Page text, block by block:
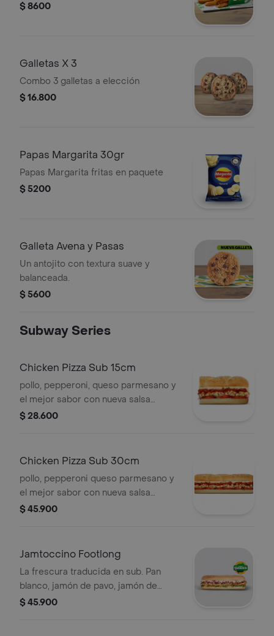
$ 8600
Galletas X 3
Combo 3 galletas a elección
$ 16.800
Papas Margarita 30gr
Papas Margarita fritas en paquete
$ 5200
Galleta Avena y Pasas
Un antojito con textura suave y
balanceada.
$ 5600
Subway Series
Chicken Pizza Sub 15cm
pollo, pepperoni, queso parmesano y
el mejor sabor con nueva salsa
marinara y vegetales.
$ 28.600
Chicken Pizza Sub 30cm
pollo, pepperoni queso parmesano y
el mejor sabor con nueva salsa
marinara y vegetales.
$ 45.900
Jamtoccino Footlong
La frescura traducida en sub. Pan
blanco, jamón de pavo, jamón de
cerdo, tocineta, queso americano,
$ 45.900